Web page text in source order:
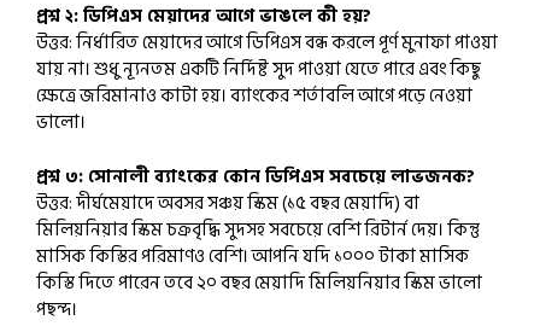
প্রশ্ন ২: ডিপিএস মেয়াদের আগে ভাঙলে কী হয়?
উত্তর: নির্ধারিত মেয়াদের আগে ডিপিএস বন্ধ করলে পূর্ণ মুনাফা পাওয়া
যায় না। শুধু ন্যূনতম একটি নির্দিষ্ট সুদ পাওয়া যেতে পারে এবং কিছু
ক্ষেত্রে জরিমানাও কাটা হয়। ব্যাংকের শর্তাবলি আগে পড়ে নেওয়া
ভালো।
প্রশ্ন ৩: সোনালী ব্যাংকের কোন ডিপিএস সবচেয়ে লাভজনক?
উত্তর: দীর্ঘমেয়াদে অবসর সঞ্চয় স্কিম (১৫ বছর মেয়াদি) বা
মিলিয়নিয়ার স্কিম চক্রবৃদ্ধি সুদসহ সবচেয়ে বেশি রিটার্ন দেয়। কিন্তু
মাসিক কিস্তির পরিমাণও বেশি। আপনি যদি ১০০০ টাকা মাসিক
কিস্তি দিতে পারেন তবে ২০ বছর মেয়াদি মিলিয়নিয়ার স্কিম ভালো
পছন্দ।